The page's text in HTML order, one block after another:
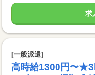
求
[一般派遣]
高時給1300円〜